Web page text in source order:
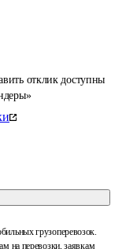
отклик доступны
грузоперевозок.
на перевозки, заявкам